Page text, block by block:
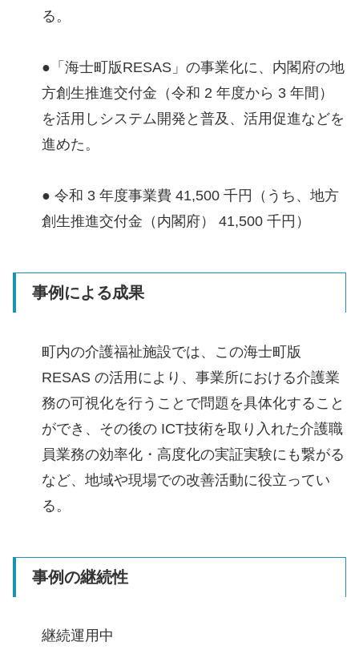
る。
●「海士町版RESAS」の事業化に、内閣府の地
方創生推進交付金（令和 2 年度から 3 年間）
を活用しシステム開発と普及、活用促進などを
進めた。
● 令和 3 年度事業費 41,500 千円（うち、地方
創生推進交付金（内閣府） 41,500 千円）
事例による成果
町内の介護福祉施設では、この海士町版
RESAS の活用により、事業所における介護業
務の可視化を行うことで問題を具体化すること
ができ、その後の ICT技術を取り入れた介護職
員業務の効率化・高度化の実証実験にも繋がる
など、地域や現場での改善活動に役立ってい
る。
事例の継続性
継続運用中